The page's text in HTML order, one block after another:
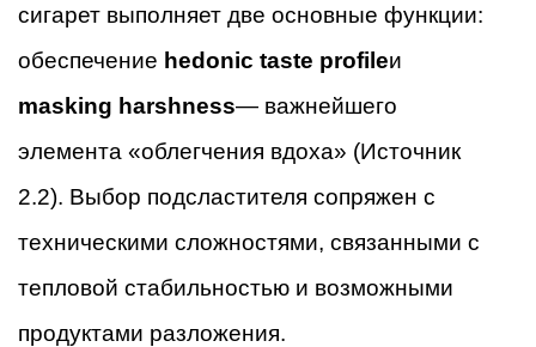
сигарет выполняет две основные функции:
обеспечение hedonic taste profileи
masking harshness— важнейшего
элемента «облегчения вдоха» (Источник
2.2). Выбор подсластителя сопряжен с
техническими сложностями, связанными с
тепловой стабильностью и возможными
продуктами разложения.